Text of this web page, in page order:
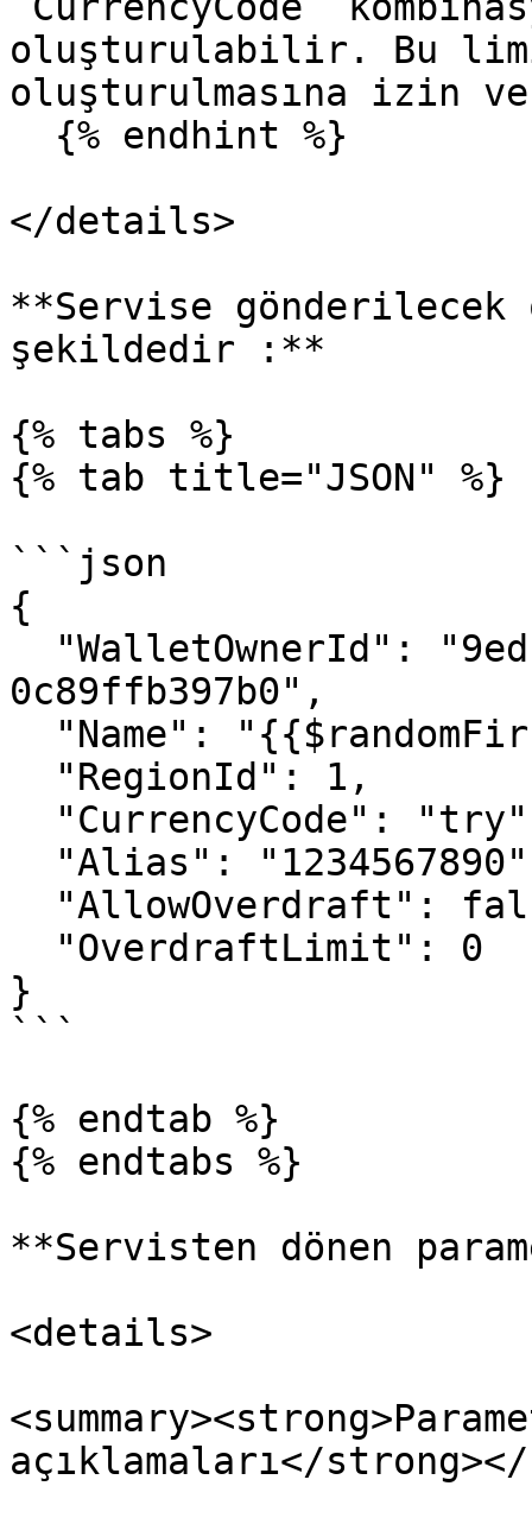
oluşturulabilir. Bu
oluşturulmasına izin
</details>
**Servise gönderilecek
şekildedir :**
{% tabs %}
{% tab title="JSON" %}
```json
{
0c89ffb397b0",
}
```
{% endtab %}
{% endtabs %}
**Servisten dönen
<details>
açıklamaları</strong></